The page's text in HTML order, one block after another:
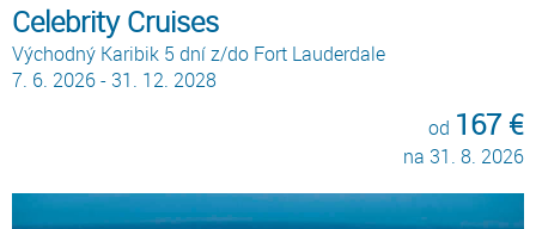
Celebrity Cruises
Východný Karibik 5 dní z/do Fort Lauderdale
7. 6. 2026 - 31. 12. 2028
od 167 €
na 31. 8. 2026